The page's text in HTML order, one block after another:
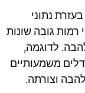
נתוני
רמות גובה שונות
לדוגמה,
משמעותיים
וצורתה.